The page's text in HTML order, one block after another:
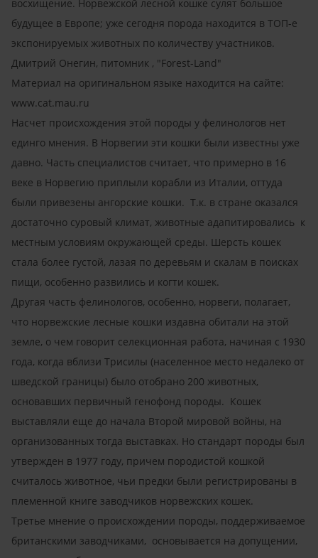
восхищение. Норвежской лесной кошке сулят большое
будущее в Европе; уже сегодня порода находится в ТОП-е
экспонируемых животных по количеству участников.
Дмитрий Онегин, питомник , "Forest-Land"
Материал на оригинальном языке находится на сайте:
www.cat.mau.ru
Насчет происхождения этой породы у фелинологов нет
единго мнения. В Норвегии эти кошки были известны уже
давно. Часть специалистов считает, что примерно в 16
веке в Норвегию приплыли корабли из Италии, оттуда
были привезены ангорские кошки. Т.к. в стране оказался
достаточно суровый климат, животные адапитировались к
местным условиям окружающей среды. Шерсть кошек
стала более густой, лазая по деревьям и скалам в поисках
пищи, особенно развились и когти кошек.
Другая часть фелинологов, особенно, норвеги, полагает,
что норвежские лесные кошки издавна обитали на этой
земле, о чем говорит селекционная работа, начиная с 1930
года, когда вблизи Трисилы (населенное место недалеко от
шведской границы) было отобрано 200 животных,
основавших первичный генофонд породы. Кошек
выставляли еще до начала Второй мировой войны, на
организованных тогда выставках. Но стандарт породы был
утвержден в 1977 году, причем породистой кошкой
считалось животное, чьи предки были регистрированы в
племенной книге заводчиков норвежских кошек.
Третье мнение о происхождении породы, поддерживаемое
британскими заводчиками, основывается на допущении,